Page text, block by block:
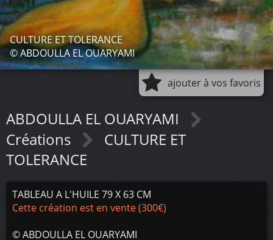
CULTURE ET TOLERANCE
© ABDOULLA EL OUARYAMI
ajouter à vos favoris
ABDOULLA EL OUARYAMI
Créations
CULTURE ET
TOLERANCE
TABLEAU A L'HUILE 79 X 63 CM
Cette création est en vente (300€)
©ABDOULLA EL OUARYAMI